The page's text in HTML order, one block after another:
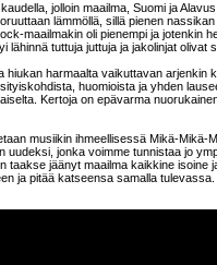
jolloin maailma, Suomi ja
lämmöllä, sillä pienen
maailmakin oli pienempi ja jotenkin
tuttuja juttuja ja jakolinjat olivat
hiukan harmaalta vaikuttavan arjenkin
huomioista ja yhden
Kertoja on epävarma
musiikin ihmeellisessä Mikä-
jonka voimme tunnistaa jo
jäänyt maailma kaikkine isoine
ja pitää katseensa samalla